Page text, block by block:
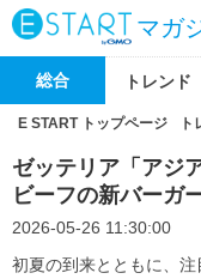
マガ
総合 トレンド
E START トップページ
ゼッテリア「アジ
ビーフの新バーガ
2026-05-26 11:30:00
初夏の到来とともに、注